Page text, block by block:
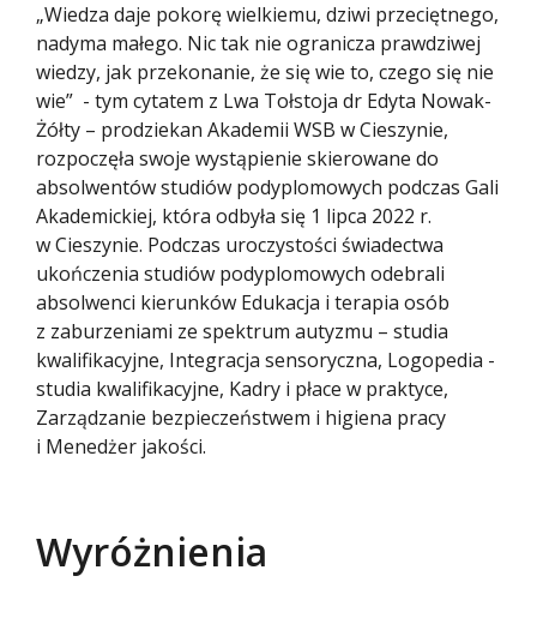
„Wiedza daje pokorę wielkiemu, dziwi przeciętnego,
nadyma małego. Nic tak nie ogranicza prawdziwej
wiedzy, jak przekonanie, że się wie to, czego się nie
wie” - tym cytatem z Lwa Tołstoja dr Edyta Nowak-
Żółty – prodziekan Akademii WSB w Cieszynie,
rozpoczęła swoje wystąpienie skierowane do
absolwentów studiów podyplomowych podczas Gali
Akademickiej, która odbyła się 1 lipca 2022 r.
w Cieszynie. Podczas uroczystości świadectwa
ukończenia studiów podyplomowych odebrali
absolwenci kierunków Edukacja i terapia osób
z zaburzeniami ze spektrum autyzmu – studia
kwalifikacyjne, Integracja sensoryczna, Logopedia -
studia kwalifikacyjne, Kadry i płace w praktyce,
Zarządzanie bezpieczeństwem i higiena pracy
i Menedżer jakości.
Wyróżnienia